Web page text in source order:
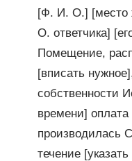
[Ф. И. О.] [место
О. ответчика]
Помещение,
[вписать
собственности
времени]
производилась
течение